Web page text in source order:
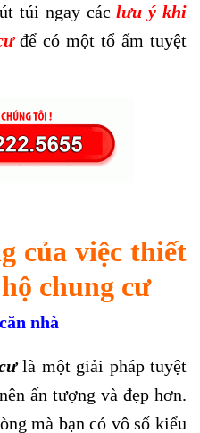
túi ngay cáclưu ý khi
để có một tổ ấm tuyệt
của việc thiết
chung cư
nhà
là một giải pháp tuyệt
ấn tượng và đẹp hơn.
mà bạn có vô số kiểu